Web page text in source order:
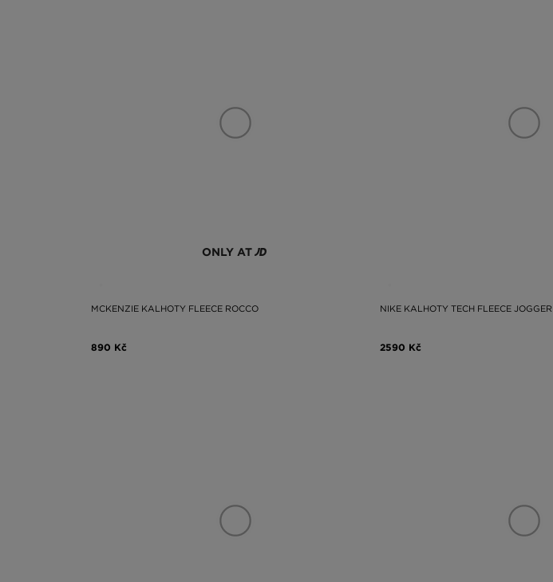
ONLY AT
MCKENZIE KALHOTY FLEECE ROCCO
890 Kč
NIKE KALHOTY TECH FLEECE JOGGER
2590 Kč